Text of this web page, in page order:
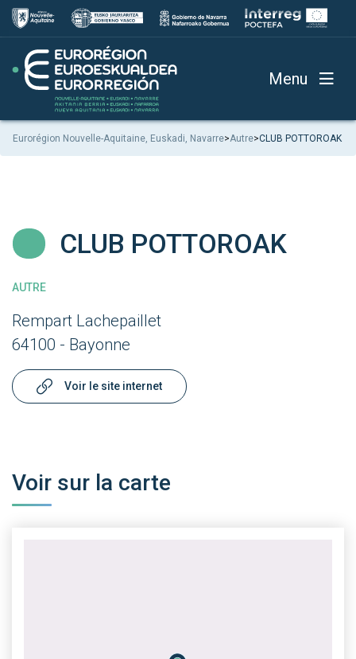
Menu
Eurorégion Nouvelle-Aquitaine, Euskadi, Navarre>Autre>CLUB POTTOROAK
CLUB POTTOROAK
AUTRE
Rempart Lachepaillet
64100 - Bayonne
Voir le site internet
Voir sur la carte